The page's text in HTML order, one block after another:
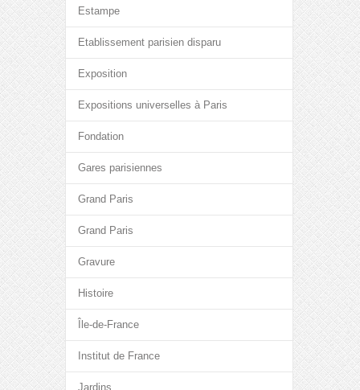
Estampe
Etablissement parisien disparu
Exposition
Expositions universelles à Paris
Fondation
Gares parisiennes
Grand Paris
Grand Paris
Gravure
Histoire
Île-de-France
Institut de France
Jardins